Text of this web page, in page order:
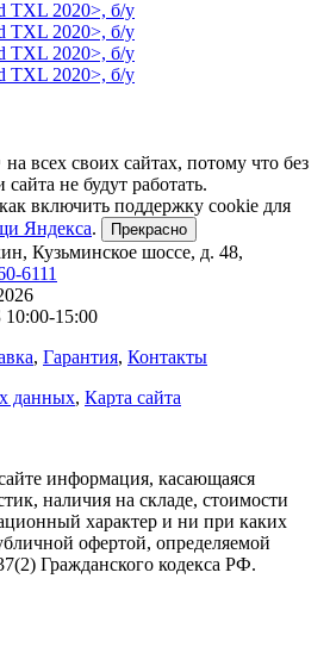
всех своих сайтах, потому что без
не будут работать.
включить поддержку cookie для
Яндекса. Прекрасно
Кузьминское шоссе, д. 48,
6111
10:00-15:00
, Гарантия, Контакты
данных, Карта сайта
информация, касающаяся
наличия на складе, стоимости
характер и ни при каких
офертой, определяемой
Гражданского кодекса РФ.